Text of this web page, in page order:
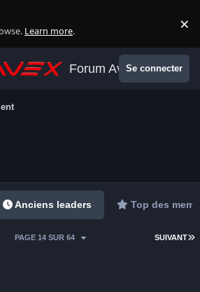
Learn more. ×
Forum AvexSe connecter
Anciens leaders Top des
SUIVANT
PAGE 14 SUR 64